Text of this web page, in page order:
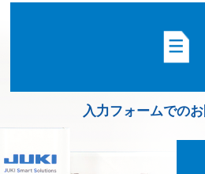
入力フォームでの